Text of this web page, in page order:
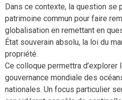
Dans ce contexte, la question se
patrimoine commun pour faire
globalisation en remettant en
État souverain absolu, la loi du
propriété.
Ce colloque permettra
gouvernance mondiale des
nationales. Un focus particulier